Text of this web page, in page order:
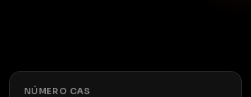
NÚMERO CAS